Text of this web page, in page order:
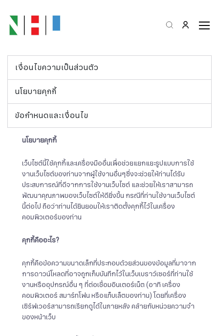
เงื่อนไขความเป็นส่วนตัว
นโยบายคุกกี้
ข้อกำหนดและเงื่อนไข
นโยบายคุกกี้
เว็บไซต์นี้ใช้คุกกี้และเครื่องมืออื่นเพื่อช่วยแยกแยะรูปแบบการใช้
งานเว็บไซต์ของท่านจากผู้ใช้งานอื่นๆซึ่งจะช่วยให้ท่านได้รับ
ประสบการณ์ที่ดีจากการใช้งานเว็บไซต์ และช่วยให้เราสามารถ
พัฒนาคุณภาพของเว็บไซต์ให้ดียิ่งขึ้น กรณีที่ท่านใช้งานเว็บไซต์
นี้ต่อไป ถือว่าท่านได้ยินยอมให้เราติดตั้งคุกกี้ไว้ในเครื่อง
คอมพิวเตอร์ของท่าน
คุกกี้คืออะไร?
คุกกี้คือข้อความขนาดเล็กที่ประกอบด้วยส่วนของข้อมูลที่มาจาก
การดาวน์โหลดที่อาจถูกเก็บบันทึกไว้ในเว็บเบราว์เซอร์ที่ท่านใช้
งานหรืออุปกรณ์อื่น ๆ ที่ต่อเชื่อมอินเตอร์เน็ต (อาทิ เครื่อง
คอมพิวเตอร์ สมาร์ทโฟน หรือแท็บเล็ตของท่าน) โดยที่เครื่อง
เซิร์ฟเวอร์สามารถเรียกดูได้ในภายหลัง คล้ายกับหน่วยความจำ
ของหน้าเว็บ